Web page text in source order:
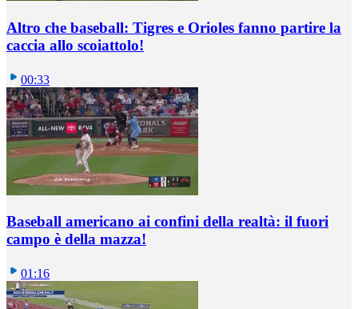
Altro che baseball: Tigres e Orioles fanno partire la
caccia allo scoiattolo!
00:33
Baseball americano ai confini della realtà: il fuori
campo è della mazza!
01:16